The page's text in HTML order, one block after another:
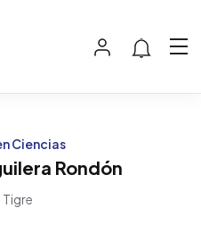
Ciencias
Rondón
Tigre